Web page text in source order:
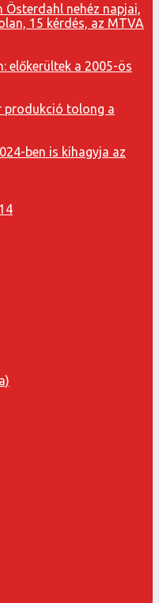
Österdahl nehéz napjai,
15 kérdés, az MTVA
előkerültek a 2005-ös
produkció tolong a
ben is kihagyja az